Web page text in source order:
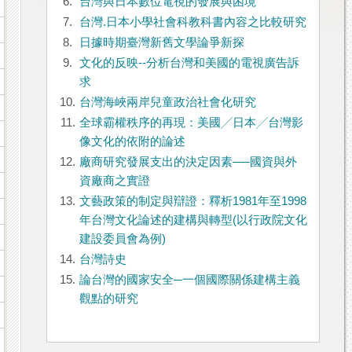
7.
台灣.日本小學社會科教科書內容之比較研究
8.
日據時期臺灣新舊文學論爭新探
9.
文化的反映--分析台灣和美國的電視廣告訴
求
10. 台灣海峽兩岸兒童政治社會化研究
11. 全球霸權秩序的再現：美國╱日本╱台灣影
像文化的依附的論述
12. 廠商研究發展支出的決定因素──國資與外
資廠商之實證
13. 文藝政策的制定與辯證：釋析1981年至1998
年台灣文化論述的建構與轉型(以行政院文化
建設委員會為例)
14. 台灣詩史
15. 論台灣的國家安全─一個國際關係建構主義
觀點的研究